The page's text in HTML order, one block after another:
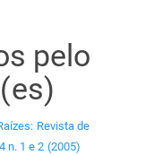
pelo
Revista de
n. 1 e 2 (2005)